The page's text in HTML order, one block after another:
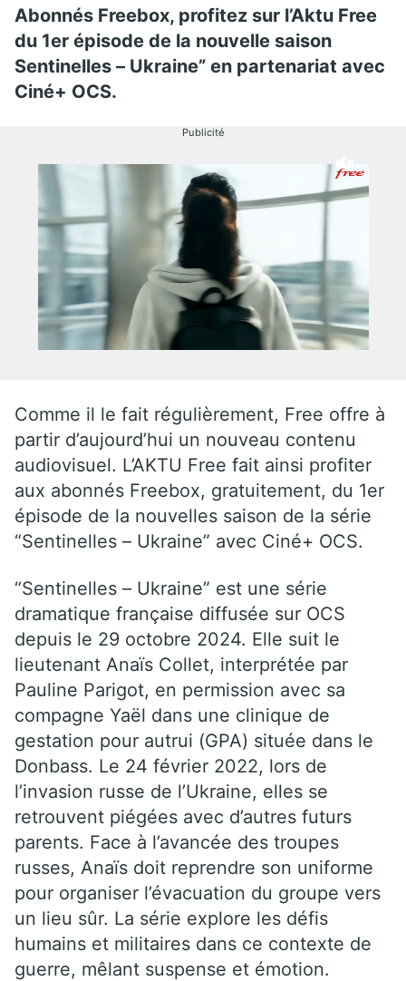
Abonnés Freebox, profitez sur l’Aktu Free
du 1er épisode de la nouvelle saison
Sentinelles – Ukraine” en partenariat avec
Ciné+ OCS.
Publicité
Comme il le fait régulièrement, Free offre à
partir d’aujourd’hui un nouveau contenu
audiovisuel. L’AKTU Free fait ainsi profiter
aux abonnés Freebox, gratuitement, du 1er
épisode de la nouvelles saison de la série
“Sentinelles – Ukraine” avec Ciné+ OCS.
“Sentinelles – Ukraine” est une série
dramatique française diffusée sur OCS
depuis le 29 octobre 2024. Elle suit le
lieutenant Anaïs Collet, interprétée par
Pauline Parigot, en permission avec sa
compagne Yaël dans une clinique de
gestation pour autrui (GPA) située dans le
Donbass. Le 24 février 2022, lors de
l’invasion russe de l’Ukraine, elles se
retrouvent piégées avec d’autres futurs
parents. Face à l’avancée des troupes
russes, Anaïs doit reprendre son uniforme
pour organiser l’évacuation du groupe vers
un lieu sûr. La série explore les défis
humains et militaires dans ce contexte de
guerre, mêlant suspense et émotion.